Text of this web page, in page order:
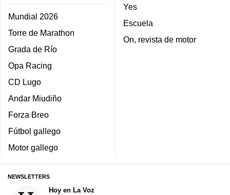
Mundial 2026
Torre de Marathon
Grada de Río
Opa Racing
CD Lugo
Andar Miudiño
Forza Breo
Fútbol gallego
Motor gallego
Yes
Escuela
On, revista de motor
NEWSLETTERS
Hoy en La Voz